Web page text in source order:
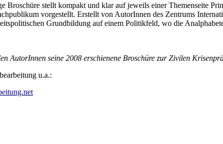
stellt kompakt und klar auf jeweils einer Themenseite
vorgestellt. Erstellt von AutorInnen des Zentrums
Grundbildung auf einem Politikfeld, wo die
AutorInnen seine 2008 erschienene Broschüre zur Zivilen
u.a.: